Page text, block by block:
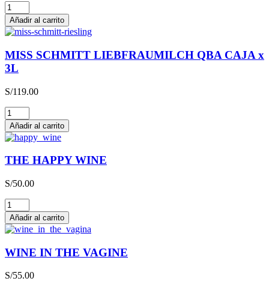
JAGERSCHOPPEN
SCHMITT
SÖHNE
cantidad
Añadir al carrito
MISS SCHMITT LIEBFRAUMILCH QBA CAJA x
3L
S/119.00
MISS
SCHMITT
LIEBFRAUMILCH
QBA
CAJA
x
cantidad
Añadir al carrito
THE HAPPY WINE
S/50.00
THE
HAPPY
WINE
cantidad
Añadir al carrito
WINE IN THE VAGINE
S/55.00